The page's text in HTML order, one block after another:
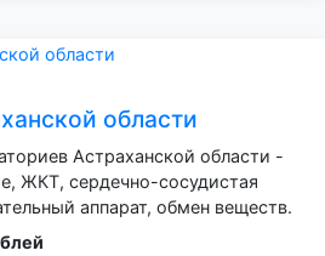
области
Астраханской области -
ЖКТ, сердечно-сосудистая
аппарат, обмен веществ.